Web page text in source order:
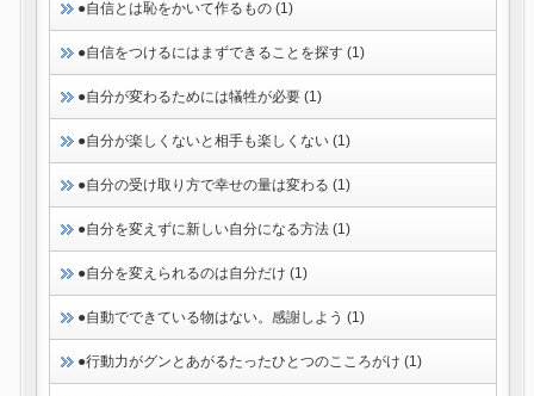
●自信とは恥をかいて作るもの (1)
●自信をつけるにはまずできることを探す (1)
●自分が変わるためには犠牲が必要 (1)
●自分が楽しくないと相手も楽しくない (1)
●自分の受け取り方で幸せの量は変わる (1)
●自分を変えずに新しい自分になる方法 (1)
●自分を変えられるのは自分だけ (1)
●自動でできている物はない。感謝しよう (1)
●行動力がグンとあがるたったひとつのこころがけ (1)